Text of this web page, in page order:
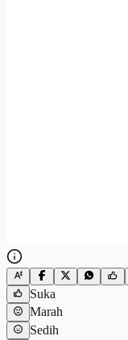
Suka
Marah
Sedih